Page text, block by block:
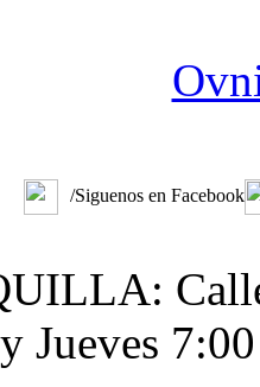
/Siguenos en Facebook
Jueves